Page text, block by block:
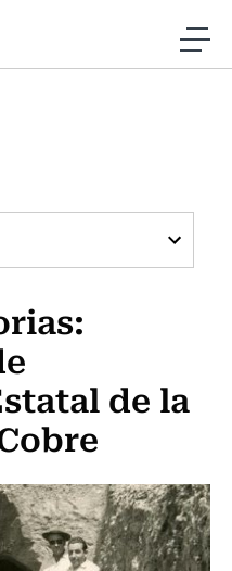
al contenido
de la